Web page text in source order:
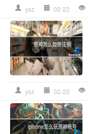
ysz 02-22
ysz 02-22